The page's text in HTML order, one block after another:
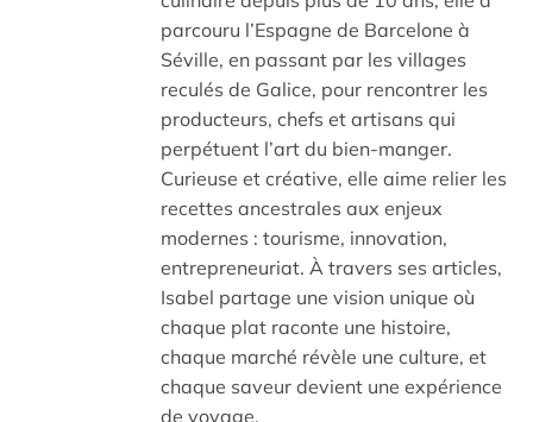
parcouru l’Espagne de Barcelone à
Séville, en passant par les villages
reculés de Galice, pour rencontrer les
producteurs, chefs et artisans qui
perpétuent l’art du bien-manger.
Curieuse et créative, elle aime relier les
recettes ancestrales aux enjeux
modernes : tourisme, innovation,
entrepreneuriat. À travers ses articles,
Isabel partage une vision unique où
chaque plat raconte une histoire,
chaque marché révèle une culture, et
chaque saveur devient une expérience
de voyage.